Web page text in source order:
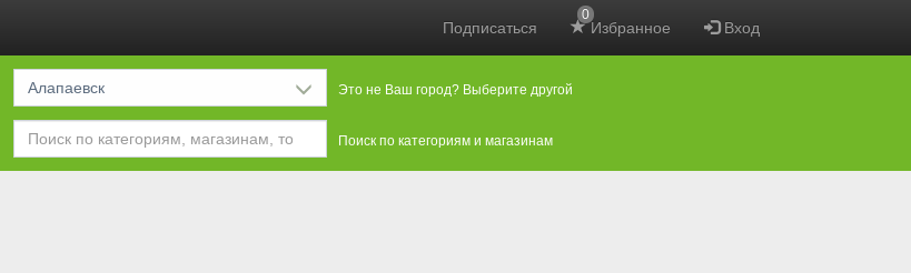
Подписаться Избранное
0
Вход
Алапаевск Это не Ваш город? Выберите другой
Поиск по категориям и магазинам